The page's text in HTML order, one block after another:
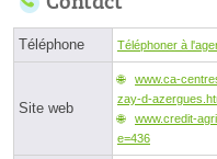
Téléphone Téléphoner à
Site web
www.ca-
zay-d-
www.credit-
e=436